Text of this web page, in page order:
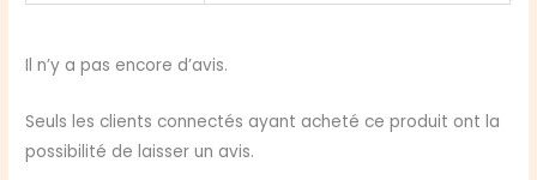
Il n’y a pas encore d’avis.
Seuls les clients connectés ayant acheté ce produit ont la
possibilité de laisser un avis.